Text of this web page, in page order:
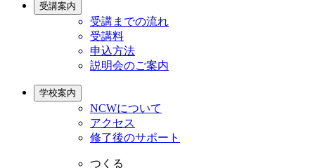
受講案内
受講までの流れ
受講料
申込方法
説明会のご案内
学校案内
NCWについて
アクセス
修了後のサポート
つくる